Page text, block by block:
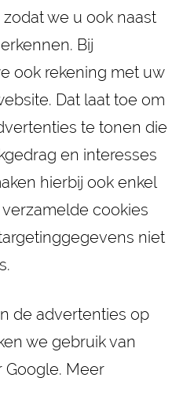
we u ook naast
Bij
ook rekening met uw
Dat laat toe om
te tonen die
en interesses
hierbij ook enkel
cookies
niet
de advertenties op
we gebruik van
Google. Meer